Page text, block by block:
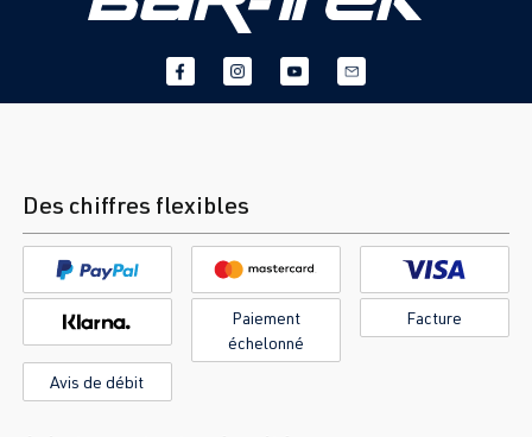
Des chiffres flexibles
Paiement
échelonné
Facture
Avis de débit